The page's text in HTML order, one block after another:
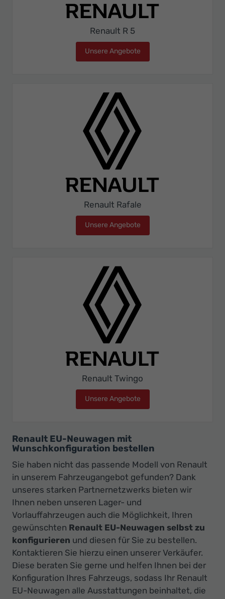
Renault R 5
Unsere Angebote
Renault Rafale
Unsere Angebote
Renault Twingo
Unsere Angebote
Renault EU-Neuwagen mit
Wunschkonfiguration bestellen
Sie haben nicht das passende Modell von Renault
in unserem Fahrzeugangebot gefunden? Dank
unseres starken Partnernetzwerks bieten wir
Ihnen neben unseren Lager- und
Vorlauffahrzeugen auch die Möglichkeit, Ihren
gewünschten Renault EU-Neuwagen selbst zu
konfigurieren und diesen für Sie zu bestellen.
Kontaktieren Sie hierzu einen unserer Verkäufer.
Diese beraten Sie gerne und helfen Ihnen bei der
Konfiguration Ihres Fahrzeugs, sodass Ihr Renault
EU-Neuwagen alle Ausstattungen beinhaltet, die